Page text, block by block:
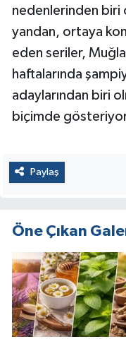
nedenlerinden biri
yandan, ortaya
eden seriler,
haftalarında
adaylarından biri
biçimde
Paylaş
Öne Çıkan